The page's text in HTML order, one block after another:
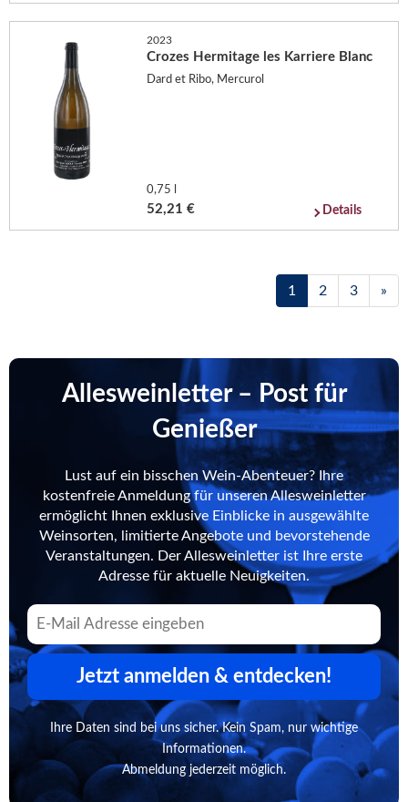
2023
Crozes Hermitage les Karriere Blanc
Dard et Ribo, Mercurol
0,75 l
52,21 € Details
1 2 3 »
Allesweinletter – Post für
Genießer
Lust auf ein bisschen Wein-Abenteuer? Ihre
kostenfreie Anmeldung für unseren Allesweinletter
ermöglicht Ihnen exklusive Einblicke in ausgewählte
Weinsorten, limitierte Angebote und bevorstehende
Veranstaltungen. Der Allesweinletter ist Ihre erste
Adresse für aktuelle Neuigkeiten.
Jetzt anmelden & entdecken!
Ihre Daten sind bei uns sicher. Kein Spam, nur wichtige
Informationen.
Abmeldung jederzeit möglich.